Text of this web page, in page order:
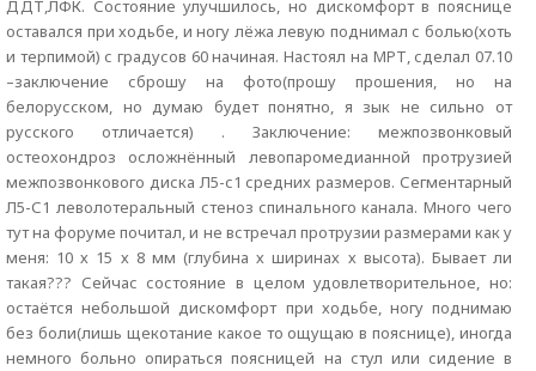
ДДТ,ЛФК. Состояние улучшилось, но дискомфорт в пояснице
оставался при ходьбе, и ногу лёжа левую поднимал с болью(хоть
и терпимой) с градусов 60 начиная. Настоял на МРТ, сделал 07.10
–заключение сброшу на фото(прошу прошения, но на
белорусском, но думаю будет понятно, я зык не сильно от
русского отличается) . Заключение: межпозвонковый
остеохондроз осложнённый левопаромедианной протрузией
межпозвонкового диска Л5-с1 средних размеров. Сегментарный
Л5-С1 леволотеральный стеноз спинального канала. Много чего
тут на форуме почитал, и не встречал протрузии размерами как у
меня: 10 х 15 х 8 мм (глубина х ширинах х высота). Бывает ли
такая??? Сейчас состояние в целом удовлетворительное, но:
остаётся небольшой дискомфорт при ходьбе, ногу поднимаю
без боли(лишь щекотание какое то ощущаю в пояснице), иногда
немного больно опираться поясницей на стул или сидение в